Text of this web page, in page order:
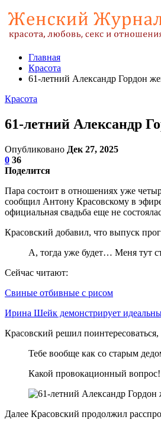
Главная
Красота
61-летний Александр Гордон
Красота
61-летний Александр
Опубликовано Дек 27, 2025
0 36
Поделится
Пара состоит в отношениях уже
сообщил Антону Красовскому в
официальная свадьба еще не
Красовский добавил, что выпуск
А, тогда уже будет… Меня тут
Сейчас читают:
Свиные отбивные с рисом
Ирина Шейк демонстрирует
Красовский решил
Тебе вообще как со старым
Какой провокационный
Далее Красовский продолжил